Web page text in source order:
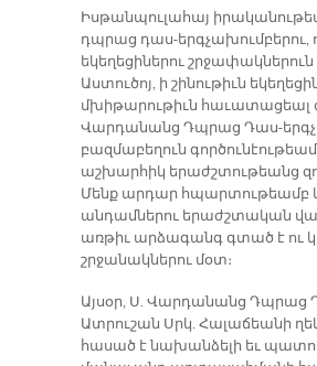
Իսթանպուլահայ
դպրաց դաս-երգչախումբերու,
եկեղեցիներու
Աստուծոյ, ի շինութիւն
մխիթարութիւն հաւատացեալ
Վարդանանց Դպրաց Դաս-
բազմաբեղուն
աշխարհիկ երաժշտութեանց
Մենք արդար հպարտութեամբ
անդամներու երաժշտական
առթիւ արձագանգ գտած է ու
շրջանակներու մօտ։
Այսօր, Ս. Վարդանանց Դպրաց
Ատրուշան Սրկ. Հալաճեանի
հասած է նախանձելի եւ